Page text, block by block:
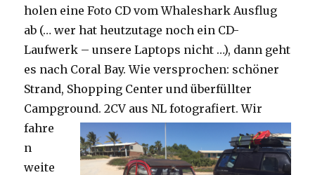
holen eine Foto CD vom Whaleshark Ausflug
ab (… wer hat heutzutage noch ein CD-
Laufwerk – unsere Laptops nicht …), dann geht
es nach Coral Bay. Wie versprochen: schöner
Strand, Shopping Center und überfüllter
Campground.2CV aus NL fotografiert. Wir
fahre
n
weite